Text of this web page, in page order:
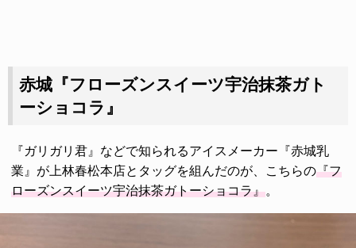
赤城『フローズンスイーツ宇治抹茶ガト
ーショコラ』
『ガリガリ君』などで知られるアイスメーカー『赤城乳
業』が上林春松本店とタッグを組んだのが、こちらの『フ
ローズンスイーツ宇治抹茶ガトーショコラ』。